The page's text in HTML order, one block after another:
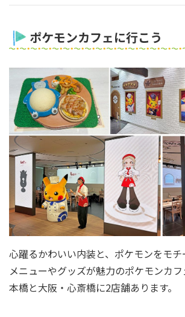
ポケモンカフェに行こう
心躍るかわいい内装と、ポケモンをモチ
メニューやグッズが魅力のポケモンカ
本橋と大阪・心斎橋に2店舗あります。